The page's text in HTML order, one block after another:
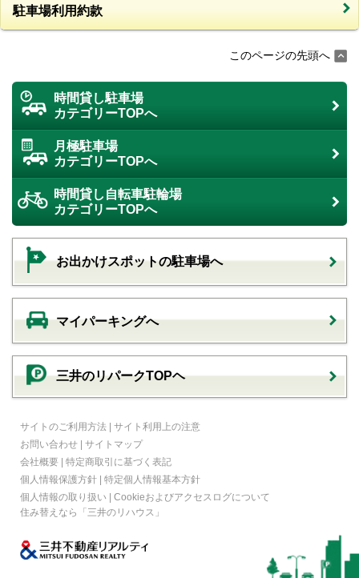
駐車場利用約款
このページの先頭へ
時間貸し駐車場
カテゴリーTOPへ
月極駐車場
カテゴリーTOPへ
時間貸し自転車駐輪場
カテゴリーTOPへ
お出かけスポットの駐車場へ
マイパーキングへ
三井のリパークTOPヘ
サイトのご利用方法 | サイト利用上の注意
お問い合わせ | サイトマップ
会社概要 | 特定商取引に基づく表記
個人情報保護方針 | 特定個人情報基本方針
個人情報の取り扱い | Cookieおよびアクセスログについて
住み替えなら
「三井のリハウス」